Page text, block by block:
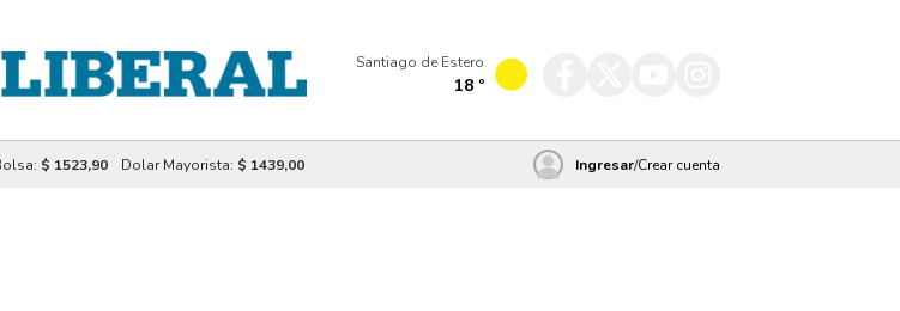
Santiago de Estero
18 º
$ 1523,90 Dolar Mayorista: $ 1439,00 Ingresar/Crear cuenta